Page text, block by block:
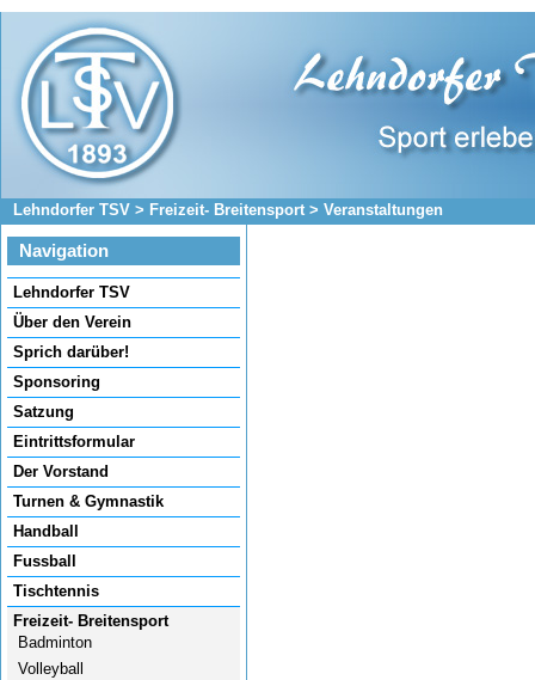
Lehndorfer TSV > Freizeit- Breitensport > Veranstaltungen
Navigation
Navigation
überspringen
Lehndorfer TSV
Über den Verein
Sprich darüber!
Sponsoring
Satzung
Eintrittsformular
Der Vorstand
Turnen & Gymnastik
Handball
Fussball
Tischtennis
Freizeit- Breitensport
Badminton
Volleyball